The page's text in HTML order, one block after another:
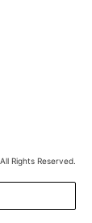
Rights Reserved.